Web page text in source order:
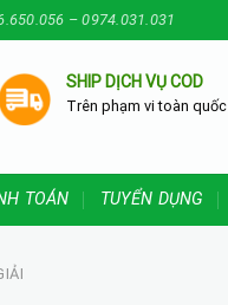
– 0974.031.031
SHIP DỊCH VỤ COD
Trên phạm vi toàn quốc
TOÁN TUYỂN DỤNG